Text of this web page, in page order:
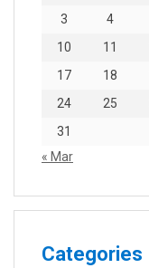
3
4
10
11
17
18
24
25
31
« Mar
Categories